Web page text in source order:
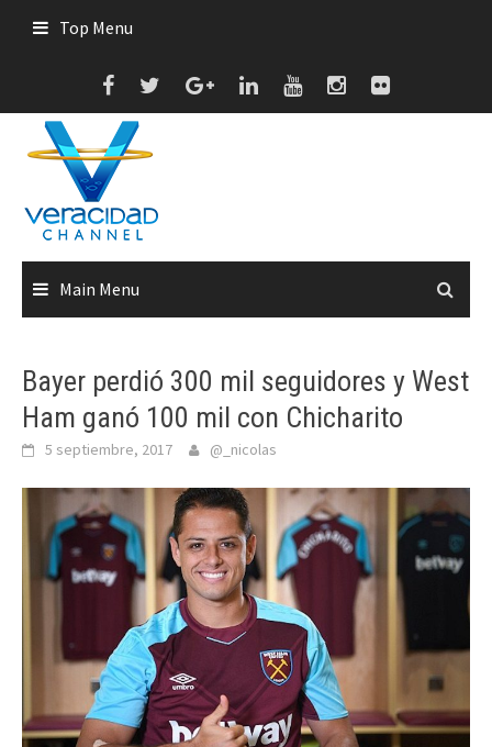
Top Menu
Main Menu
Bayer perdió 300 mil seguidores y West
Ham ganó 100 mil con Chicharito
5 septiembre, 2017 @_nicolas